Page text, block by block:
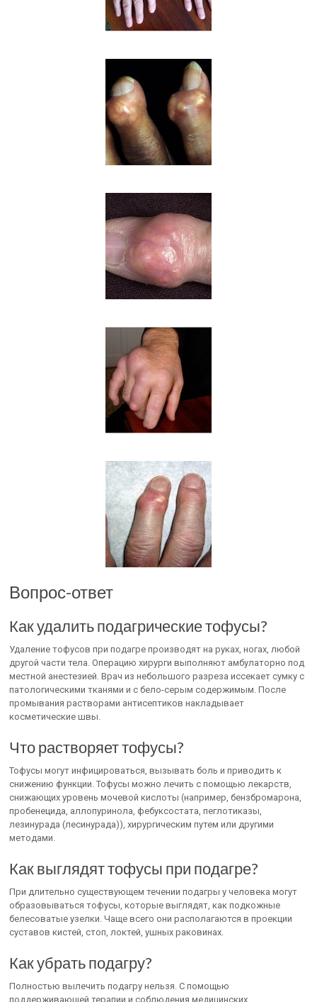
Вопрос-ответ
Как удалить подагрические тофусы?
Удаление тофусов при подагре производят на руках, ногах, любой
другой части тела. Операцию хирурги выполняют амбулаторно под
местной анестезией. Врач из небольшого разреза иссекает сумку с
патологическими тканями и с бело-серым содержимым. После
промывания растворами антисептиков накладывает
косметические швы.
Что растворяет тофусы?
Тофусы могут инфицироваться, вызывать боль и приводить к
снижению функции. Тофусы можно лечить с помощью лекарств,
снижающих уровень мочевой кислоты (например, бензбромарона,
пробенецида, аллопуринола, фебуксостата, пеглотиказы,
лезинурада (лесинурада)), хирургическим путем или другими
методами.
Как выглядят тофусы при подагре?
При длительно существующем течении подагры у человека могут
образовываться тофусы, которые выглядят, как подкожные
белесоватые узелки. Чаще всего они располагаются в проекции
суставов кистей, стоп, локтей, ушных раковинах.
Как убрать подагру?
Полностью вылечить подагру нельзя. С помощью
поддерживающей терапии и соблюдения медицинских